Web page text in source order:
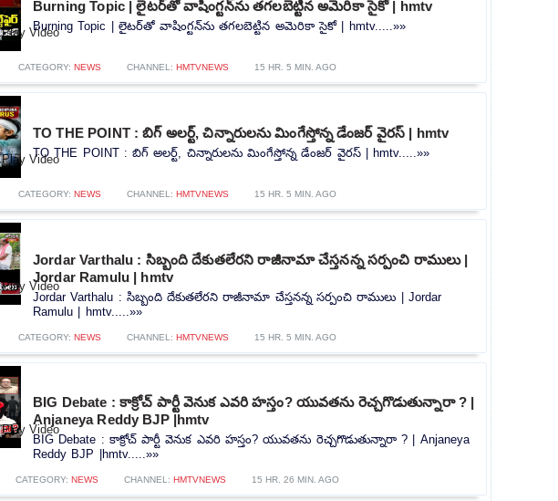
Burning Topic | లైటర్‌తో వాషింగ్టన్‌ను తగలబెట్టిన అమెరికా సైకో | hmtv
Burning Topic | లైటర్‌తో వాషింగ్టన్‌ను తగలబెట్టిన అమెరికా సైకో | hmtv.....»»
CATEGORY: NEWS CHANNEL: HMTVNEWS 15 HR. 5 MIN. AGO
TO THE POINT : బిగ్ అలర్ట్, చిన్నారులను మింగేస్తోన్న డేంజర్ వైరస్ | hmtv
TO THE POINT : బిగ్ అలర్ట్, చిన్నారులను మింగేస్తోన్న డేంజర్ వైరస్ | hmtv.....»»
CATEGORY: NEWS CHANNEL: HMTVNEWS 15 HR. 5 MIN. AGO
Jordar Varthalu : సిబ్బంది దేకుతలేరని రాజీనామా చేస్తనన్న సర్పంచి రాములు |
Jordar Ramulu | hmtv
Jordar Varthalu : సిబ్బంది దేకుతలేరని రాజీనామా చేస్తనన్న సర్పంచి రాములు | Jordar
Ramulu | hmtv.....»»
CATEGORY: NEWS CHANNEL: HMTVNEWS 15 HR. 5 MIN. AGO
BIG Debate : కాక్రోచ్ పార్టీ వెనుక ఎవరి హస్తం? యువతను రెచ్చగొడుతున్నారా ? |
Anjaneya Reddy BJP |hmtv
BIG Debate : కాక్రోచ్ పార్టీ వెనుక ఎవరి హస్తం? యువతను రెచ్చగొడుతున్నారా ? | Anjaneya
Reddy BJP |hmtv.....»»
CATEGORY: NEWS CHANNEL: HMTVNEWS 15 HR. 26 MIN. AGO